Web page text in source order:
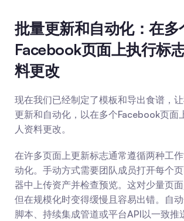
批量更新和自动化：在多
Facebook页面上执行标
料更改
现在我们已经制定了模板和导出食谱，
更新和自动化，以在多个Facebook页面
人资料更改。
在许多页面上更新标志通常遵循两种工
动化。手动方式需要团队成员打开每个
器中上传资产并检查预览。这对少量页面
但在规模化时变得缓慢且容易出错。自
脚本、持续集成管道或平台API以一致推